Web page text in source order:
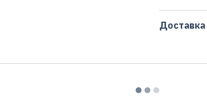
Доставка